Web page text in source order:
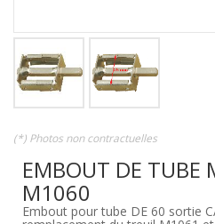
(*) Photos non contractuelles
EMBOUT DE TUBE
M1060
Embout pour tube DE 60 sortie